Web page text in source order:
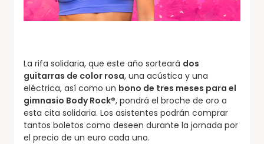
La rifa solidaria, que este año sorteará dos
guitarras de color rosa, una acústica y una
eléctrica, así como un bono de tres meses para el
gimnasio Body Rock®, pondrá el broche de oro a
esta cita solidaria. Los asistentes podrán comprar
tantos boletos como deseen durante la jornada por
el precio de un euro cada uno.